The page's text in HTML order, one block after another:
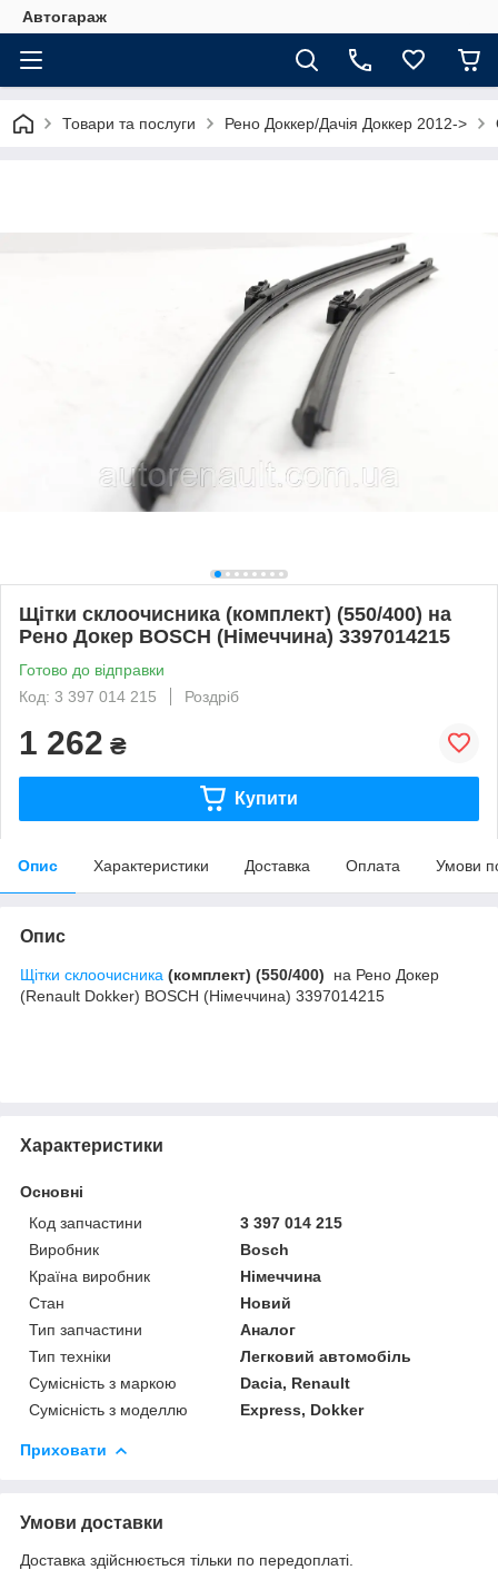
Автогараж
Товари та послуги Рено Доккер/Дачія Доккер 2012->
Щітки склоочисника (комплект) (550/400) на
Рено Докер BOSCH (Німеччина) 3397014215
Готово до відправки
Код: 3 397 014 215
Роздріб
1 262 ₴
Купити
Опис Характеристики Доставка Оплата Умови
Опис
Щітки склоочисника (комплект) (550/400) на Рено Докер
(Renault Dokker) BOSCH (Німеччина) 3397014215
Характеристики
Основні
Код запчастини
3 397 014 215
Виробник
Bosch
Країна виробник
Німеччина
Стан
Новий
Тип запчастини
Аналог
Тип техніки
Легковий автомобіль
Сумісність з маркою
Dacia, Renault
Сумісність з моделлю
Express, Dokker
Приховати
Умови доставки
Доставка здійснюється тільки по передоплаті.